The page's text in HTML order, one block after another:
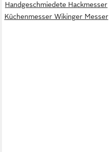
Handgeschmiedete Hackmesser
Küchenmesser Wikinger Messer